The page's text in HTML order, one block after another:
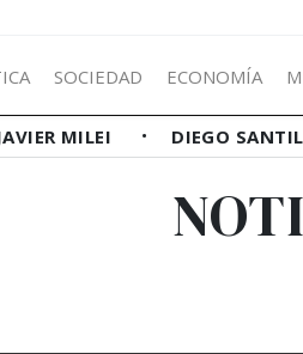
SOCIEDAD ECONOMÍA
MILEI DIEGO